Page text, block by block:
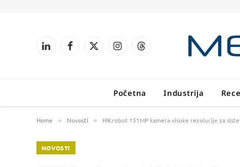
LinkedInFacebook
X
InstagramThreads
Početna Industrija
Home » Novosti » HIKrobot 151MP kamera visoke rezolucije za
NOVOSTI